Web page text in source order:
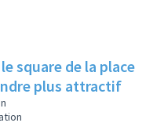
square de la place
plus attractif